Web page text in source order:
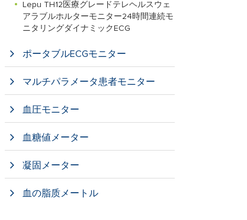
Lepu TH12医療グレードテレヘルスウェ
アラブルホルターモニター24時間連続モ
ニタリングダイナミックECG
ポータブルECGモニター
マルチパラメータ患者モニター
血圧モニター
血糖値メーター
凝固メーター
血の脂质メートル